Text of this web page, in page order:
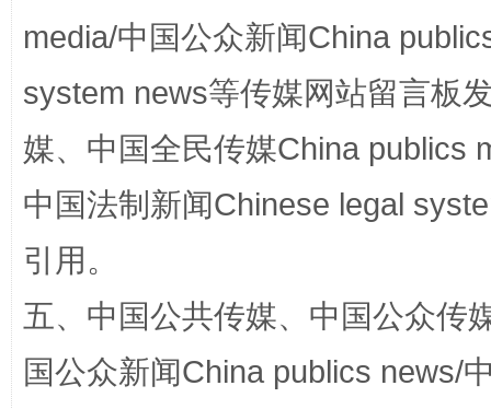
media/中国公众新闻China
system news等传媒网站留言板
媒、中国全民传媒China publics
中国法制新闻Chinese legal
引用。
五、中国公共传媒、中国公众传
国公众新闻China publics news/